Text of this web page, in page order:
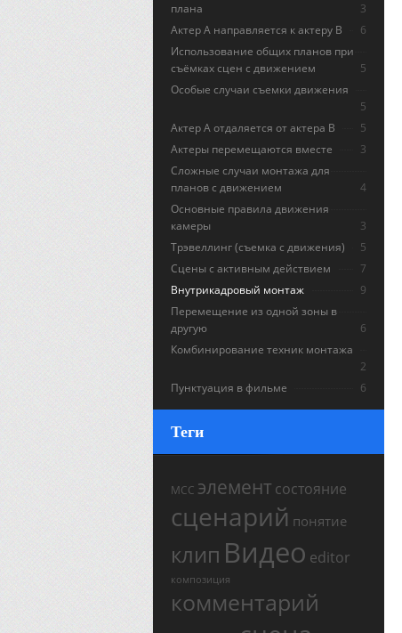
плана
3
Актер А направляется к актеру B
6
Использование общих планов при
съёмках сцен с движением
5
Особые случаи съемки движения
5
Актер А отдаляется от актера В
5
Актеры перемещаются вместе
3
Сложные случаи монтажа для
планов с движением
4
Основные правила движения
камеры
3
Трэвеллинг (съемка с движения)
5
Сцены с активным действием
7
Внутрикадровый монтаж
9
Перемещение из одной зоны в
другую
6
Комбинирование техник монтажа
2
Пунктуация в фильме
6
Теги
МСС элемент состояние
сценарий понятие
клип Видео editor
композиция
комментарий